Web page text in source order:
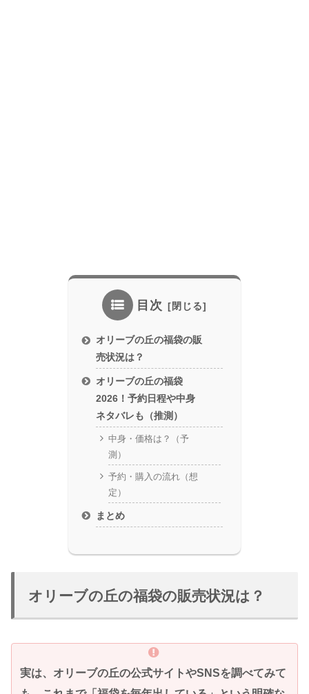
目次
オリーブの丘の福袋の販
売状況は？
オリーブの丘の福袋
2026！予約日程や中身
ネタバレも（推測）
中身・価格は？（予
測）
予約・購入の流れ（想
定）
まとめ
オリーブの丘の福袋の販売状況は？
実は、オリーブの丘の公式サイトやSNSを調べてみて